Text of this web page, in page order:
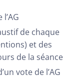
de chaque
et des
de la séance
vote de l’AG